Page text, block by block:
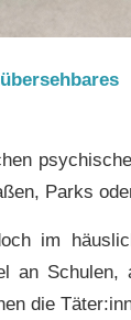
Parks
im
an Schulen,
die